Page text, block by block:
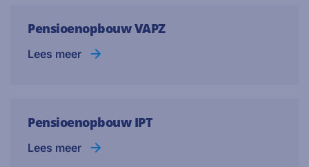
Pensioenopbouw VAPZ
Lees meer
Pensioenopbouw IPT
Lees meer